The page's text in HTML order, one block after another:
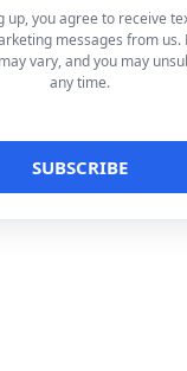
up, you agree to receive
messages from us.
vary, and you may
any time.